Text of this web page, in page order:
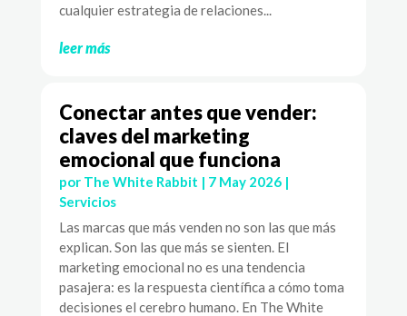
cualquier estrategia de relaciones...
leer más
Conectar antes que vender:
claves del marketing
emocional que funciona
por The White Rabbit | 7 May 2026|
Servicios
Las marcas que más venden no son las que más
explican. Son las que más se sienten. El
marketing emocional no es una tendencia
pasajera: es la respuesta científica a cómo toma
decisiones el cerebro humano. En The White